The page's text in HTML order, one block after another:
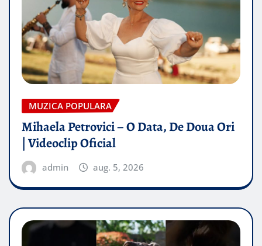
MUZICA POPULARA
Mihaela Petrovici – O Data, De Doua Ori
| Videoclip Oficial
admin aug. 5, 2026